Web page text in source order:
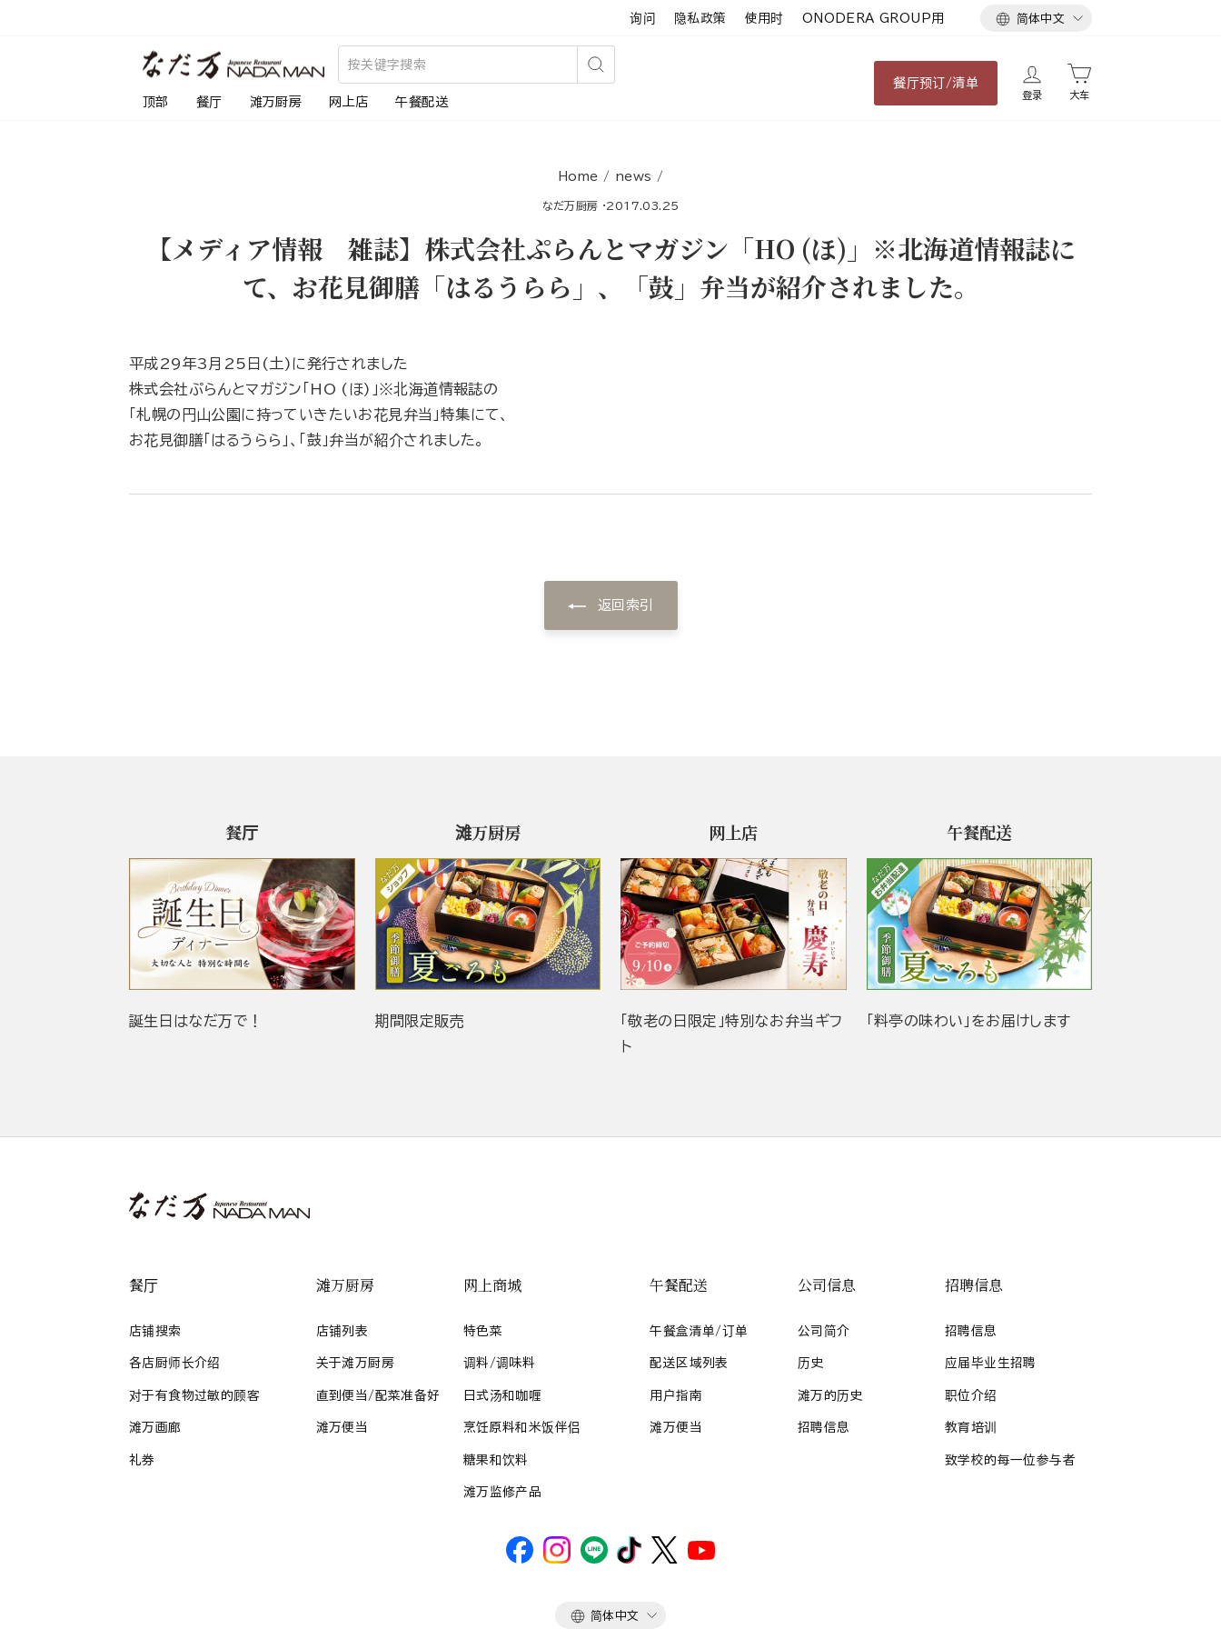
询问 隐私政策 使用时 ONODERA GROUP用
语
简体中文
搜
顶部 餐厅 滩万厨房 网上店 午餐配送
餐厅预订/清单
登录 大车
Home / news /
なだ万厨房 ·2017.03.25
【メディア情報 雑誌】株式会社ぷらんとマガジン「HO (ほ)」※北海道情報誌に
て、お花見御膳「はるうらら」、「鼓」弁当が紹介されました。
平成29年3月25日(土)に発行されました
株式会社ぷらんとマガジン「HO (ほ)」※北海道情報誌の
「札幌の円山公園に持っていきたいお花見弁当」特集にて、
お花見御膳「はるうらら」、「鼓」弁当が紹介されました。
返回索引
餐厅
誕生日はなだ万で！
滩万厨房
期間限定販売
网上店
「敬老の日限定」特別なお弁当ギフ
ト
午餐配送
「料亭の味わい」をお届けします
餐厅
店铺搜索
各店厨师长介绍
对于有食物过敏的顾客
滩万画廊
礼券
滩万厨房
店铺列表
关于滩万厨房
直到便当/配菜准备好
滩万便当
网上商城
特色菜
调料/调味料
日式汤和咖喱
烹饪原料和米饭伴侣
糖果和饮料
滩万监修产品
午餐配送
午餐盒清单/订单
配送区域列表
用户指南
滩万便当
公司信息
公司简介
历史
滩万的历史
招聘信息
招聘信息
招聘信息
应届毕业生招聘
职位介绍
教育培训
致学校的每一位参与者
语 简体中文